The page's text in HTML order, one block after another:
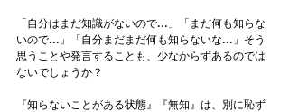
「自分はまだ知識がないので...」「まだ何も知らな
いので...」「自分まだまだ何も知らないな...」そう
思うことや発言することも、少なからずあるのでは
ないでしょうか？
『知らないことがある状態』『無知』は、別に恥ず